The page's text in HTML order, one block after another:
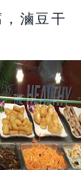
滷豆干